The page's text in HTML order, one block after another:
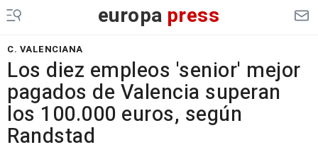
europa press
C. VALENCIANA
Los diez empleos 'senior' mejor
pagados de Valencia superan
los 100.000 euros, según
Randstad